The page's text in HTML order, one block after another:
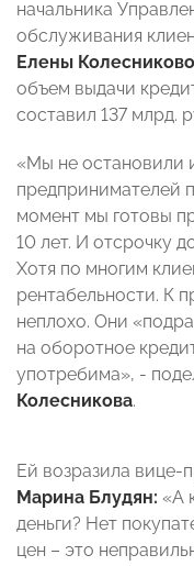
начальника
обслуживания
Елены
объем выдачи
составил 137 млрд.
«Мы не остановили
предпринимателей
момент мы готовы
10 лет. И отсрочку
Хотя по многим
рентабельности. К
неплохо. Они
на оборотное
употребима», -
Колесникова.
Ей возразила
Марина Блудян: «А
деньги? Нет
цен – это